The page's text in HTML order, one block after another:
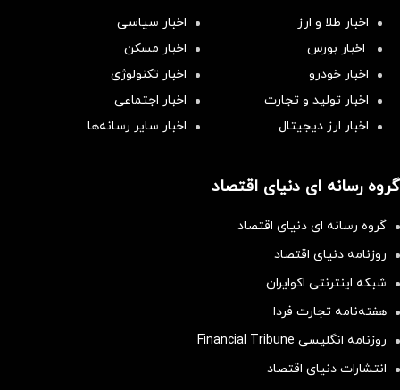
اخبار طلا و ارز
اخبار سیاسی
اخبار بورس
اخبار مسکن
اخبار خودرو
اخبار تکنولوژی
اخبار تولید و تجارت
اخبار اجتماعی
اخبار ارز دیجیتال
اخبار سایر رسانه‌‌ها
گروه رسانه ای دنیای اقتصاد
گروه رسانه ای دنیای اقتصاد
روزنامه دنیای اقتصاد
شبکه اینترنتی اکوایران
هفته‌نامه تجارت فردا
روزنامه انگلیسی Financial Tribune
انتشارات دنیای اقتصاد